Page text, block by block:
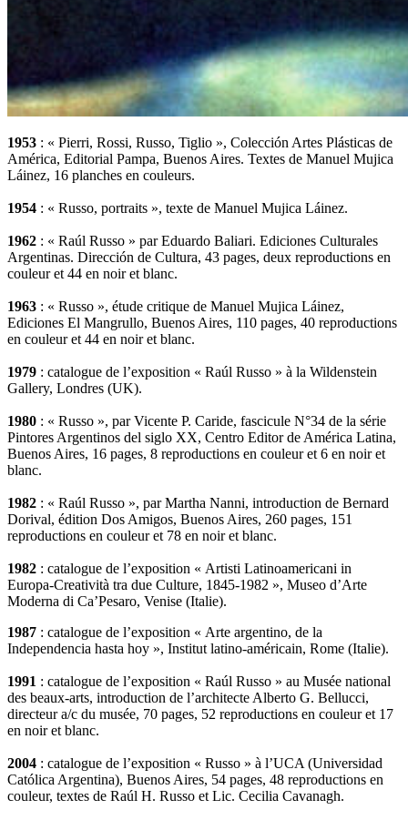
1953 : « Pierri, Rossi, Russo, Tiglio », Colección Artes Plásticas de
América, Editorial Pampa, Buenos Aires. Textes de Manuel Mujica
Láinez, 16 planches en couleurs.
1954 : « Russo, portraits », texte de Manuel Mujica Láinez.
1962 : « Raúl Russo » par Eduardo Baliari. Ediciones Culturales
Argentinas. Dirección de Cultura, 43 pages, deux reproductions en
couleur et 44 en noir et blanc.
1963 : « Russo », étude critique de Manuel Mujica Láinez,
Ediciones El Mangrullo, Buenos Aires, 110 pages, 40 reproductions
en couleur et 44 en noir et blanc.
1979 : catalogue de l’exposition « Raúl Russo » à la Wildenstein
Gallery, Londres (UK).
1980 : « Russo », par Vicente P. Caride, fascicule N°34 de la série
Pintores Argentinos del siglo XX, Centro Editor de América Latina,
Buenos Aires, 16 pages, 8 reproductions en couleur et 6 en noir et
blanc.
1982 : « Raúl Russo », par Martha Nanni, introduction de Bernard
Dorival, édition Dos Amigos, Buenos Aires, 260 pages, 151
reproductions en couleur et 78 en noir et blanc.
1982 : catalogue de l’exposition « Artisti Latinoamericani in
Europa-Creatività tra due Culture, 1845-1982 », Museo d’Arte
Moderna di Ca’Pesaro, Venise (Italie).
1987 : catalogue de l’exposition « Arte argentino, de la
Independencia hasta hoy », Institut latino-américain, Rome (Italie).
1991 : catalogue de l’exposition « Raúl Russo » au Musée national
des beaux-arts, introduction de l’architecte Alberto G. Bellucci,
directeur a/c du musée, 70 pages, 52 reproductions en couleur et 17
en noir et blanc.
2004 : catalogue de l’exposition « Russo » à l’UCA (Universidad
Católica Argentina), Buenos Aires, 54 pages, 48 reproductions en
couleur, textes de Raúl H. Russo et Lic. Cecilia Cavanagh.